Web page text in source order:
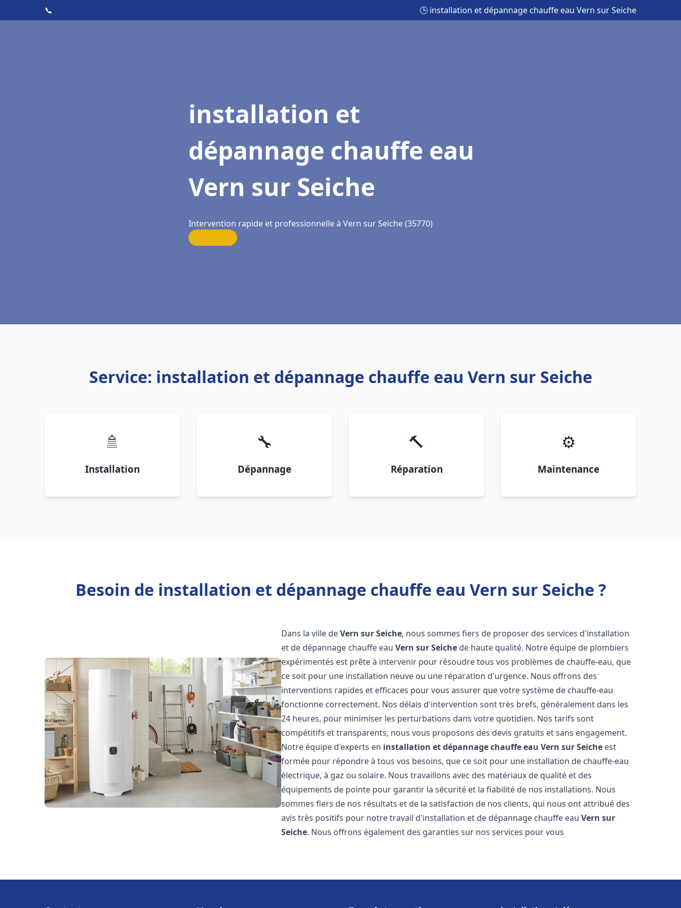
📞 🕒 installation et dépannage chauffe eau Vern sur Seiche
installation et
dépannage chauffe eau
Vern sur Seiche
Intervention rapide et professionnelle à Vern sur Seiche (35770)
Service: installation et dépannage chauffe eau Vern sur Seiche
🚿
Installation
🔧
Dépannage
🔨
Réparation
⚙️
Maintenance
Besoin de installation et dépannage chauffe eau Vern sur Seiche ?
Dans la ville deVern sur Seiche, nous sommes fiers de proposer des services d'installation
et de dépannage chauffe eauVern sur Seiche de haute qualité. Notre équipe de plombiers
expérimentés est prête à intervenir pour résoudre tous vos problèmes de chauffe-eau, que
ce soit pour une installation neuve ou une réparation d'urgence. Nous offrons des
interventions rapides et efficaces pour vous assurer que votre système de chauffe-eau
fonctionne correctement. Nos délais d'intervention sont très brefs, généralement dans les
24 heures, pour minimiser les perturbations dans votre quotidien. Nos tarifs sont
compétitifs et transparents, nous vous proposons des devis gratuits et sans engagement.
Notre équipe d'experts en installation et dépannage chauffe eau Vern sur Seiche est
formée pour répondre à tous vos besoins, que ce soit pour une installation de chauffe-eau
électrique, à gaz ou solaire. Nous travaillons avec des matériaux de qualité et des
équipements de pointe pour garantir la sécurité et la fiabilité de nos installations. Nous
sommes fiers de nos résultats et de la satisfaction de nos clients, qui nous ont attribué des
avis très positifs pour notre travail d'installation et de dépannage chauffe eauVern sur
Seiche. Nous offrons également des garanties sur nos services pour vous